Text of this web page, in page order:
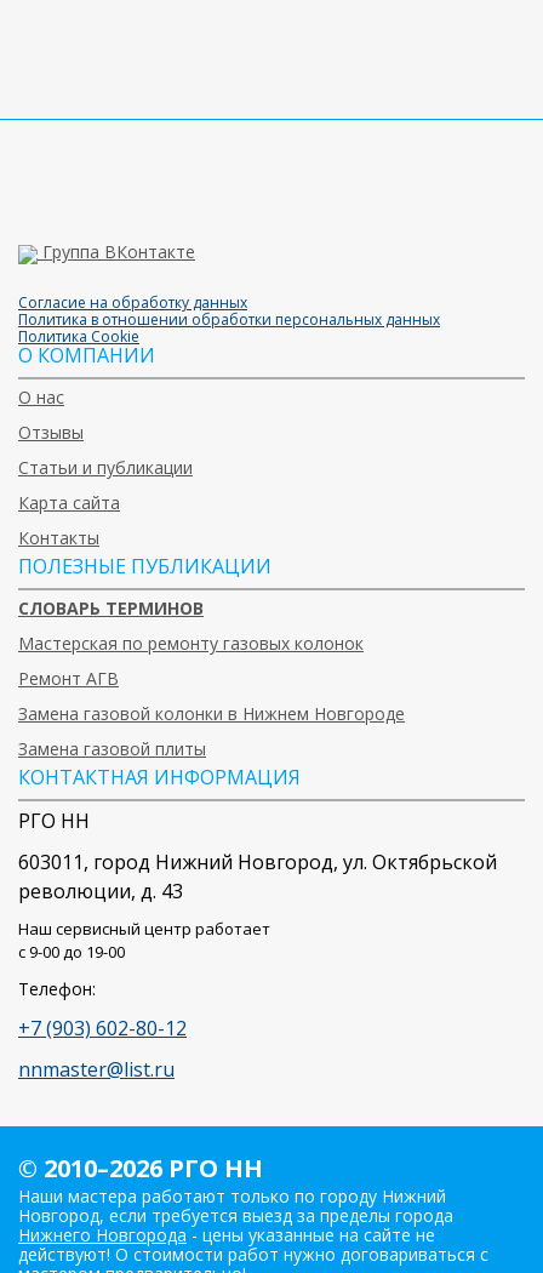
Группа ВКонтакте
Согласие на обработку данных
Политика в отношении обработки персональных данных
Политика Cookie
О КОМПАНИИ
О нас
Отзывы
Статьи и публикации
Карта сайта
Контакты
ПОЛЕЗНЫЕ ПУБЛИКАЦИИ
СЛОВАРЬ ТЕРМИНОВ
Мастерская по ремонту газовых колонок
Ремонт АГВ
Замена газовой колонки в Нижнем Новгороде
Замена газовой плиты
КОНТАКТНАЯ ИНФОРМАЦИЯ
РГО НН
603011, город Нижний Новгород, ул. Октябрьской
революции, д. 43
Наш сервисный центр работает
c 9-00 до 19-00
Телефон:
+7 (903) 602-80-12
nnmaster@list.ru
© 2010–2026 РГО НН
Наши мастера работают только по городу Нижний
Новгород, если требуется выезд за пределы города
Нижнего Новгорода - цены указанные на сайте не
действуют! О стоимости работ нужно договариваться с